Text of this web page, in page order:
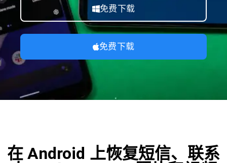
免费下载
免费下载
在 Android 上恢复短信、联系